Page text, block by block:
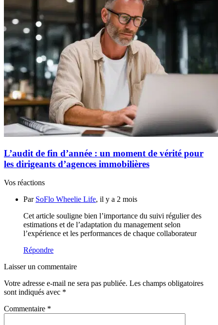
L’audit de fin d’année : un moment de vérité pour
les dirigeants d’agences immobilières
Vos réactions
Par SoFlo Wheelie Life, il y a 2 mois
Cet article souligne bien l’importance du suivi régulier des
estimations et de l’adaptation du management selon
l’expérience et les performances de chaque collaborateur
Répondre
Laisser un commentaire
Votre adresse e-mail ne sera pas publiée. Les champs obligatoires
sont indiqués avec *
Commentaire *